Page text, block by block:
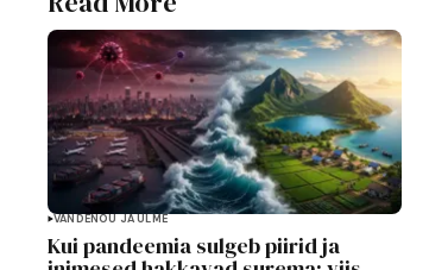
VANDENÕU JA ULME
Kui pandeemia sulgeb piirid ja